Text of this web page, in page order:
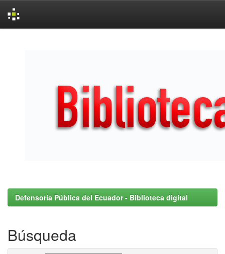
Defensoría Pública del Ecuador - Biblioteca digital
Búsqueda